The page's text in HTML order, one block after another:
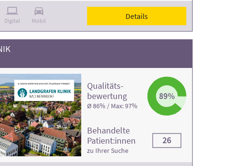
Digital Mobil Details
Qualitäts­
bewertung
Ø 86% / Max: 97%
89%
Behandelte
Patient:innen
zu Ihrer Suche
26